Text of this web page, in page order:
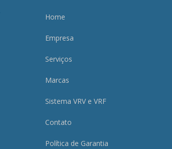
Home
Empresa
Serviços
Marcas
Sistema VRV e VRF
Contato
Política de Garantia